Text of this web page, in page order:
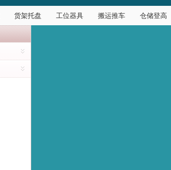
货架托盘 工位器具 搬运推车 仓储登高